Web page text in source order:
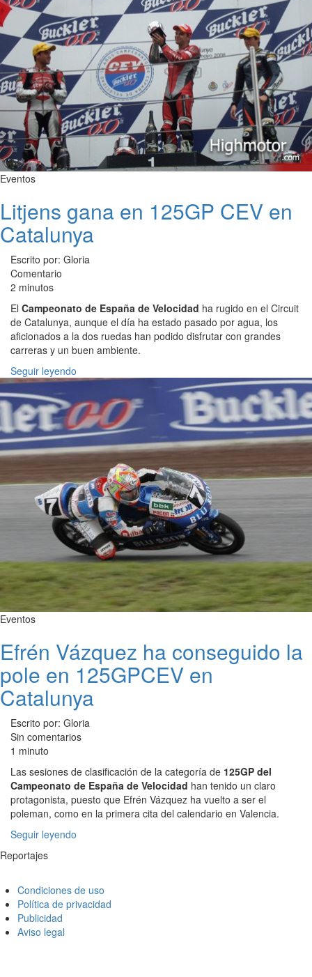
Eventos
Litjens gana en 125GP CEV en
Catalunya
Escrito por: Gloria
Comentario
2 minutos
El Campeonato de España de Velocidad ha rugido en el Circuit
de Catalunya, aunque el día ha estado pasado por agua, los
aficionados a la dos ruedas han podido disfrutar con grandes
carreras y un buen ambiente.
Seguir leyendo
Eventos
Efrén Vázquez ha conseguido la
pole en 125GPCEV en
Catalunya
Escrito por: Gloria
Sin comentarios
1 minuto
Las sesiones de clasificación de la categoría de 125GP del
Campeonato de España de Velocidad han tenido un claro
protagonista, puesto que Efrén Vázquez ha vuelto a ser el
poleman, como en la primera cita del calendario en Valencia.
Seguir leyendo
Reportajes
Condiciones de uso
Política de privacidad
Publicidad
Aviso legal